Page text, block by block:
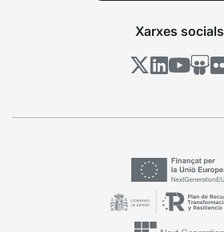
Xarxes socials